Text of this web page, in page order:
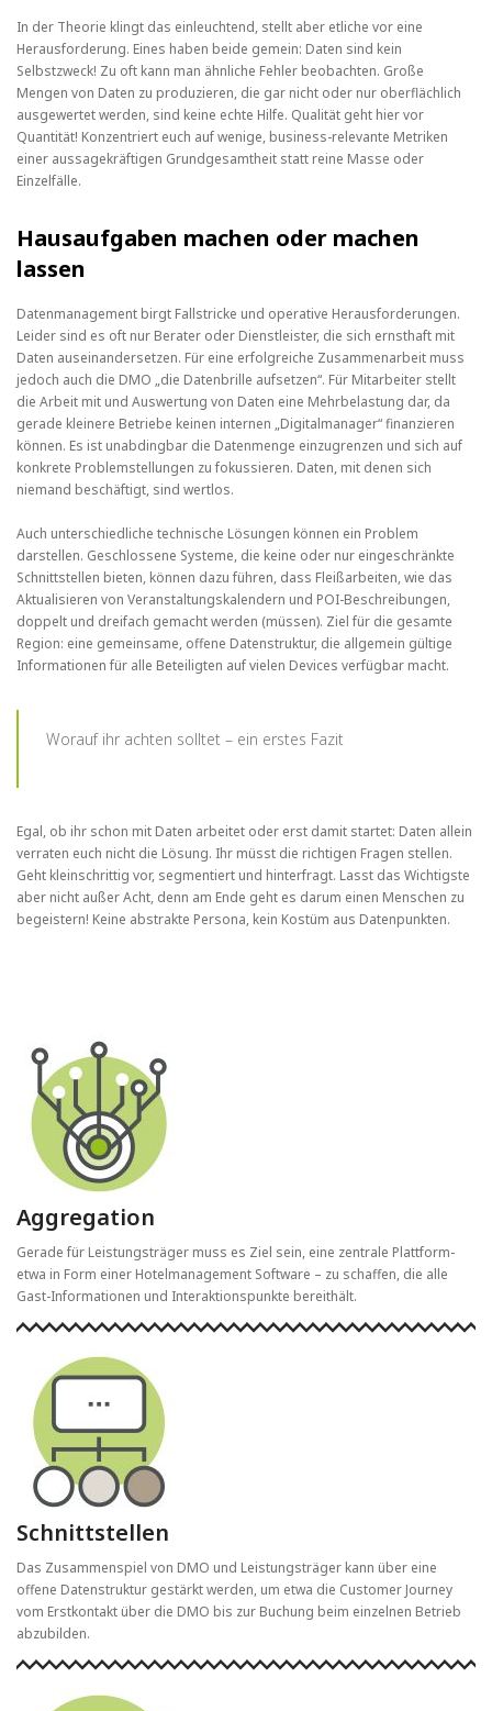
In der Theorie klingt das einleuchtend, stellt aber etliche vor eine
Herausforderung. Eines haben beide gemein: Daten sind kein
Selbstzweck! Zu oft kann man ähnliche Fehler beobachten. Große
Mengen von Daten zu produzieren, die gar nicht oder nur oberflächlich
ausgewertet werden, sind keine echte Hilfe. Qualität geht hier vor
Quantität! Konzentriert euch auf wenige, business-relevante Metriken
einer aussagekräftigen Grundgesamtheit statt reine Masse oder
Einzelfälle.
Hausaufgaben machen oder machen
lassen
Datenmanagement birgt Fallstricke und operative Herausforderungen.
Leider sind es oft nur Berater oder Dienstleister, die sich ernsthaft mit
Daten auseinandersetzen. Für eine erfolgreiche Zusammenarbeit muss
jedoch auch die DMO „die Datenbrille aufsetzen“. Für Mitarbeiter stellt
die Arbeit mit und Auswertung von Daten eine Mehrbelastung dar, da
gerade kleinere Betriebe keinen internen „Digitalmanager“ finanzieren
können. Es ist unabdingbar die Datenmenge einzugrenzen und sich auf
konkrete Problemstellungen zu fokussieren. Daten, mit denen sich
niemand beschäftigt, sind wertlos.
Auch unterschiedliche technische Lösungen können ein Problem
darstellen. Geschlossene Systeme, die keine oder nur eingeschränkte
Schnittstellen bieten, können dazu führen, dass Fleißarbeiten, wie das
Aktualisieren von Veranstaltungskalendern und POI-Beschreibungen,
doppelt und dreifach gemacht werden (müssen). Ziel für die gesamte
Region: eine gemeinsame, offene Datenstruktur, die allgemein gültige
Informationen für alle Beteiligten auf vielen Devices verfügbar macht.
Worauf ihr achten solltet – ein erstes Fazit
Egal, ob ihr schon mit Daten arbeitet oder erst damit startet: Daten allein
verraten euch nicht die Lösung. Ihr müsst die richtigen Fragen stellen.
Geht kleinschrittig vor, segmentiert und hinterfragt. Lasst das Wichtigste
aber nicht außer Acht, denn am Ende geht es darum einen Menschen zu
begeistern! Keine abstrakte Persona, kein Kostüm aus Datenpunkten.
Aggregation
Gerade für Leistungsträger muss es Ziel sein, eine zentrale Plattform-
etwa in Form einer Hotelmanagement Software – zu schaffen, die alle
Gast-Informationen und Interaktionspunkte bereithält.
Schnittstellen
Das Zusammenspiel von DMO und Leistungsträger kann über eine
offene Datenstruktur gestärkt werden, um etwa die Customer Journey
vom Erstkontakt über die DMO bis zur Buchung beim einzelnen Betrieb
abzubilden.